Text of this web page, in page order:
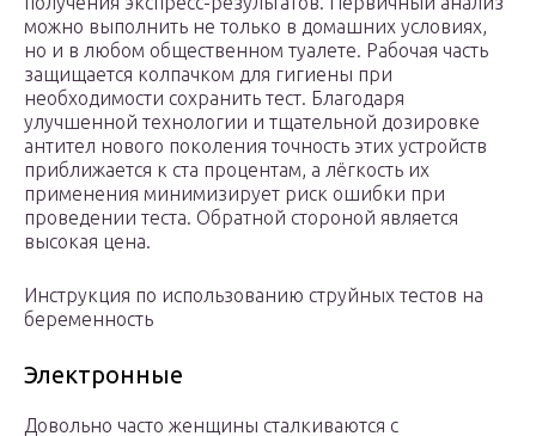
можно выполнить не только в домашних условиях,
но и в любом общественном туалете. Рабочая часть
защищается колпачком для гигиены при
необходимости сохранить тест. Благодаря
улучшенной технологии и тщательной дозировке
антител нового поколения точность этих устройств
приближается к ста процентам, а лёгкость их
применения минимизирует риск ошибки при
проведении теста. Обратной стороной является
высокая цена.
Инструкция по использованию струйных тестов на
беременность
Электронные
Довольно часто женщины сталкиваются с